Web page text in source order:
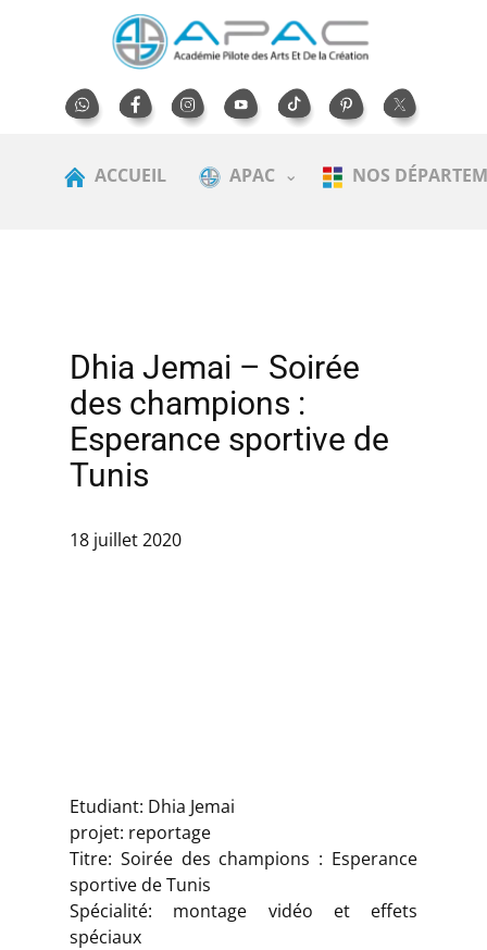
ACCUEIL APAC NOS
Dhia Jemai – Soirée
des champions :
Esperance sportive de
Tunis
18 juillet 2020
Etudiant: Dhia Jemai
projet: reportage
Titre: Soirée des champions : Esperance
sportive de Tunis
Spécialité: montage vidéo et effets
spéciaux